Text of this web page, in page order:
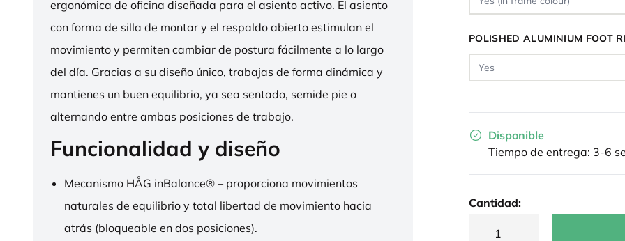
ergonómica de oficina diseñada para el asiento activo. El asiento
con forma de silla de montar y el respaldo abierto estimulan el
movimiento y permiten cambiar de postura fácilmente a lo largo
del día. Gracias a su diseño único, trabajas de forma dinámica y
mantienes un buen equilibrio, ya sea sentado, semide pie o
alternando entre ambas posiciones de trabajo.
Funcionalidad y diseño
Mecanismo HÅG inBalance® – proporciona movimientos
naturales de equilibrio y total libertad de movimiento hacia
atrás (bloqueable en dos posiciones).
POLISHED ALUMINIUM FOOT
Disponible
Tiempo de entrega: 3-6
Cantidad: